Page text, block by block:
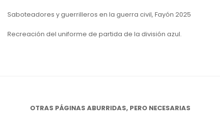
Saboteadores y guerrilleros en la guerra civil, Fayón 2025
Recreación del uniforme de partida de la división azul.
OTRAS PÁGINAS ABURRIDAS, PERO NECESARIAS